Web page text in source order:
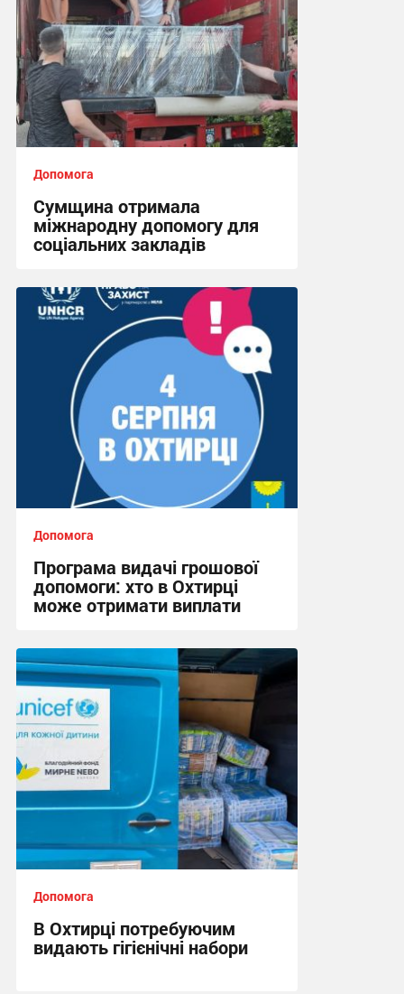
Допомога
Сумщина отримала
міжнародну допомогу для
соціальних закладів
08:45, 31.07.2026
Допомога
Програма видачі грошової
допомоги: хто в Охтирці
може отримати виплати
19:07, 30.07.2026
Допомога
В Охтирці потребуючим
видають гігієнічні набори